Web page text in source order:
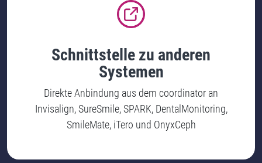
Schnittstelle zu anderen
Systemen
Direkte Anbindung aus dem coordinator an
Invisalign, SureSmile, SPARK, DentalMonitoring,
SmileMate, iTero und OnyxCeph